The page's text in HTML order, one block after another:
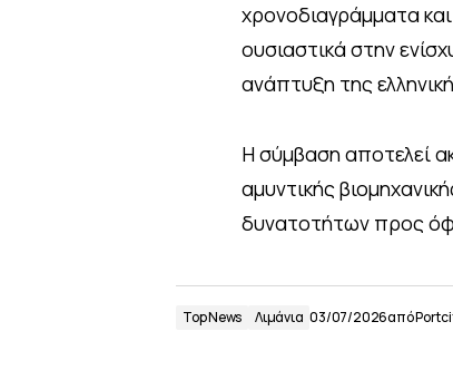
χρονοδιαγράμματα
ουσιαστικά στην
ανάπτυξη της
Η σύμβαση αποτελεί
αμυντικής
δυνατοτήτων προς
Top News Λιμάνια 03/07/2026από